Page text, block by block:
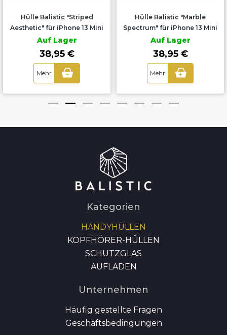
Hülle Balistic "Striped
Aesthetic" für iPhone 13 Mini
Auf Lager
38,95 €
Mehr +
Hülle Balistic "Marble
Spectrum" für iPhone 13 Mini
Auf Lager
38,95 €
Mehr +
Kategorien
HANDYHÜLLEN
KOPFHÖRER-HÜLLEN
SCHUTZGLAS
AUFLADEN
Unternehmen
Häufig gestellte Fragen
Geschäftsbedingungen